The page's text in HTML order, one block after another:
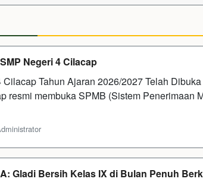
Negeri 4 Cilacap
Tahun Ajaran 2026/2027 Telah
resmi membuka SPMB (Sistem Penerimaan
Gladi Bersih Kelas IX di Bulan Penuh